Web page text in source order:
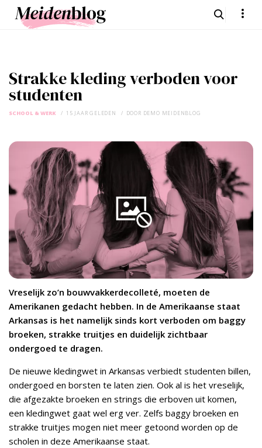
Strakke kleding verboden voor
studenten
SCHOOL & WERK 15 JAAR GELEDEN DOOR DEMO MEIDENBLOG
Vreselijk zo’n bouwvakkerdecolleté, moeten de
Amerikanen gedacht hebben. In de Amerikaanse staat
Arkansas is het namelijk sinds kort verboden om baggy
broeken, strakke truitjes en duidelijk zichtbaar
ondergoed te dragen.
De nieuwe kledingwet in Arkansas verbiedt studenten billen,
ondergoed en borsten te laten zien. Ook al is het vreselijk,
die afgezakte broeken en strings die erboven uit komen,
een kledingwet gaat wel erg ver. Zelfs baggy broeken en
strakke truitjes mogen niet meer getoond worden op de
scholen in deze Amerikaanse staat.